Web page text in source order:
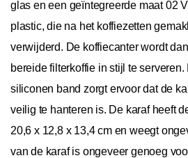
glas en een geïntegreerde maat 02
plastic, die na het koffiezetten
verwijderd. De koffiecanter wordt
bereide filterkoffie in stijl te
siliconen band zorgt ervoor dat de
veilig te hanteren is. De karaf heeft
20,6 x 12,8 x 13,4 cm en weegt
van de karaf is ongeveer genoeg